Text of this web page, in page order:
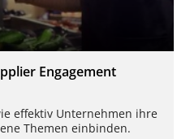
Engagement
effektiv Unternehmen ihre
Themen einbinden.